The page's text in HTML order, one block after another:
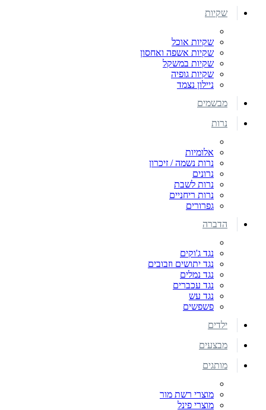
שקיות
שקיות אוכל
שקיות אשפה ואחסון
שקיות במשקל
שקיות גופיה
ניילון נצמד
מבשמים
נרות
אלומיות
נרות נשמה / זיכרון
נרונים
נרות לשבת
נרות ריחניים
גפרורים
הדברה
נגד ג'וקים
נגד יתושים וזבובים
נגד נמלים
נגד עכברים
נגד עש
פשפשים
ילדים
מבצעים
מותגים
מוצרי רשת מור
מוצרי פינל